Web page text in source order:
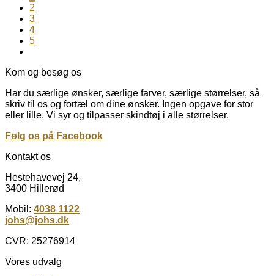
2
3
4
5
Kom og besøg os
Har du særlige ønsker, særlige farver, særlige størrelser, så
skriv til os og fortæl om dine ønsker. Ingen opgave for stor
eller lille. Vi syr og tilpasser skindtøj i alle størrelser.
Følg os på Facebook
Kontakt os
Hestehavevej 24,
3400 Hillerød
Mobil: 4038 1122
johs@johs.dk
CVR: 25276914
Vores udvalg